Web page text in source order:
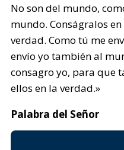
No son del mundo,
mundo. Conságralos
verdad. Como tú me
envío yo también al
consagro yo, para que
ellos en la verdad.»
Palabra del Señor